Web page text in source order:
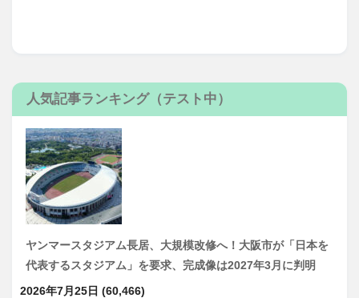
人気記事ランキング（テスト中）
ヤンマースタジアム長居、大規模改修へ！大阪市が「日本を
代表するスタジアム」を要求、完成像は2027年3月に判明
2026年7月25日 (60,466)